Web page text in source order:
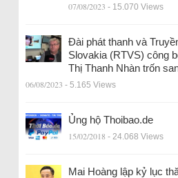
07/08/2023 - 15.070 Views
Đài phát thanh và
Slovakia (RTVS) công
Thị Thanh Nhàn trốn
06/08/2023 - 5.165 Views
Ủng hộ Thoibao.de
15/02/2018 - 24.068 Views
Mai Hoàng lập kỷ lục